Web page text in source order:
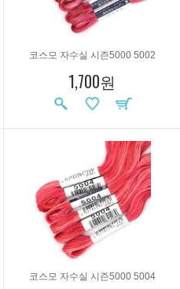
코스모 자수실 시즌5000 5002
1,700원
코스모 자수실 시즌5000 5004